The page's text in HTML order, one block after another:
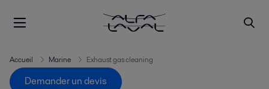
Accueil Marine Exhaust gas cleaning
Demander un devis